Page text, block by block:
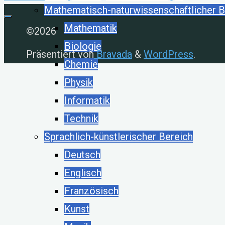
Mathematisch-naturwissenschaftlicher
Mathematik
Biologie
Chemie
Physik
Informatik
Technik
Sprachlich-künstlerischer Bereich
Deutsch
Englisch
Französisch
Kunst
©2026
Präsentiert vonBravada & WordPress.